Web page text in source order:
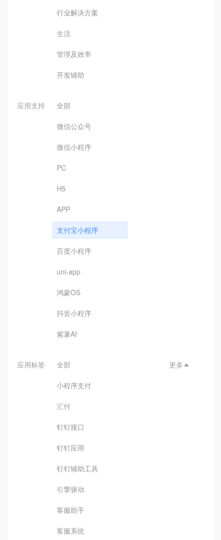
行业解决方案
生活
管理及效率
开发辅助
应用支持 全部
微信公众号
微信小程序
PC
H5
APP
支付宝小程序
百度小程序
uni-app
鸿蒙OS
抖音小程序
紫薯AI
应用标签 全部
小程序支付
汇付
钉钉接口
钉钉应用
钉钉辅助工具
引擎驱动
客服助手
客服系统
更多 